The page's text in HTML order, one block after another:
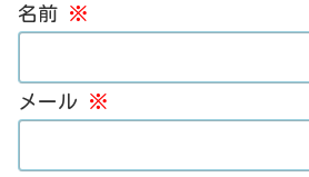
名前 ※
メール ※